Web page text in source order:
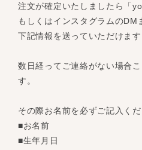
注文が確定いたしましたら「
もしくはインスタグラムのDM
下記情報を送っていただけます
数日経ってご連絡がない場合
す。
その際お名前を必ずご記入くだ
■お名前
■生年月日